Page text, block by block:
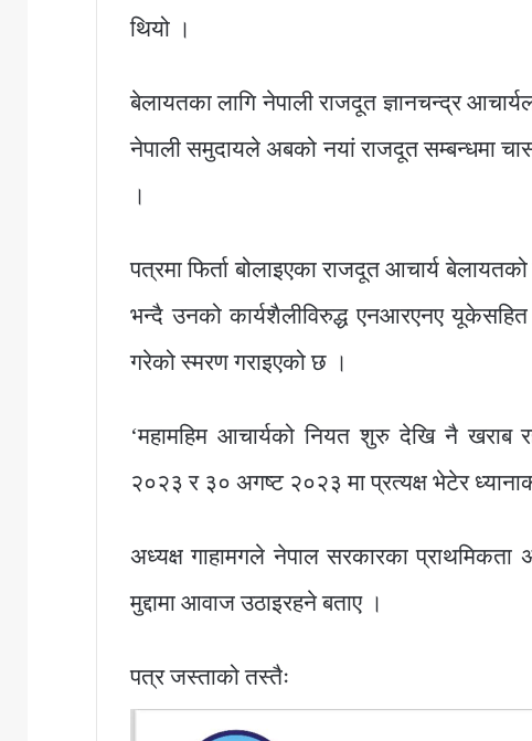
थियो ।
बेलायतका लागि नेपाली राजदूत ज्ञानचन्द्र
नेपाली समुदायले अबको नयां राजदूत सम्बन्धमा
।
पत्रमा फिर्ता बोलाइएका राजदूत आचार्य
भन्दै उनको कार्यशैलीविरुद्ध एनआरएनए
गरेको स्मरण गराइएको छ ।
‘महामहिम आचार्यको नियत शुरु देखि नै खराब
२०२३ र ३० अगष्ट २०२३ मा प्रत्यक्ष भेटेर
अध्यक्ष गाहामगले नेपाल सरकारका
मुद्दामा आवाज उठाइरहने बताए ।
पत्र जस्ताको तस्तैः